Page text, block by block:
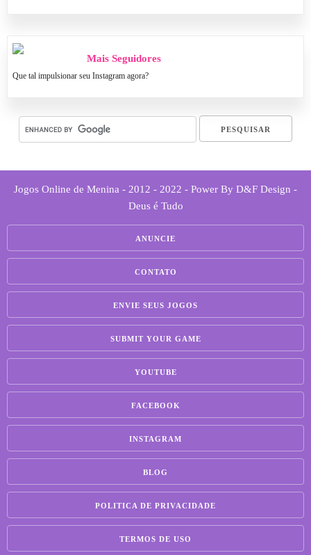
Mais Seguidores
Que tal impulsionar seu Instagram agora?
Jogos Online de Menina - 2012 - 2022 - Power By D&F Design -
Deus é Tudo
ANUNCIE
CONTATO
ENVIE SEUS JOGOS
SUBMIT YOUR GAME
YOUTUBE
FACEBOOK
INSTAGRAM
BLOG
POLITICA DE PRIVACIDADE
TERMOS DE USO